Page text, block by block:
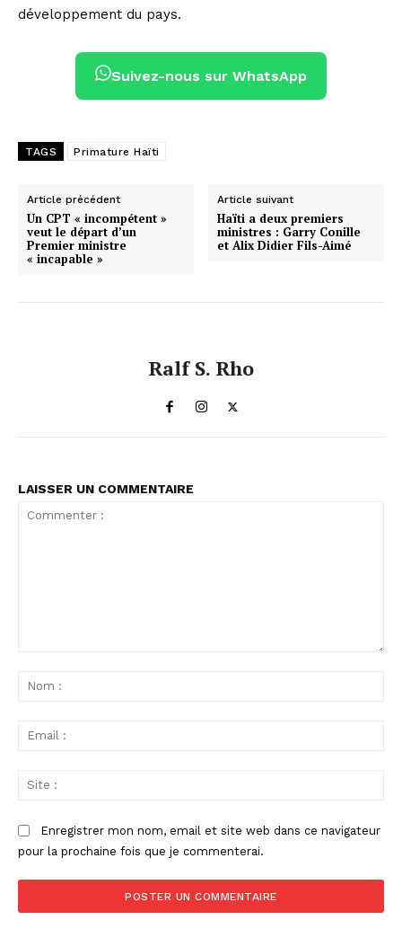
développement du pays.
Suivez-nous sur WhatsApp
TAGS Primature Haïti
Article précédent
Un CPT « incompétent »
veut le départ d’un
Premier ministre
« incapable »
Article suivant
Haïti a deux premiers
ministres : Garry Conille
et Alix Didier Fils-Aimé
Ralf S. Rho
LAISSER UN COMMENTAIRE
Enregistrer mon nom, email et site web dans ce navigateur
pour la prochaine fois que je commenterai.